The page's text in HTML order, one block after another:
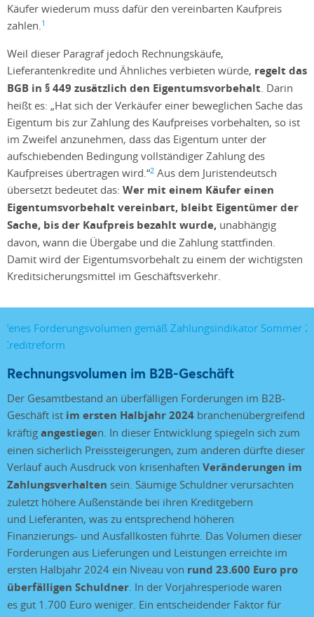
Käufer wiederum muss dafür den vereinbarten Kaufpreis
zahlen.1
Weil dieser Paragraf jedoch Rechnungskäufe,
Lieferantenkredite und Ähnliches verbieten würde, regelt das
BGB in § 449 zusätzlich den Eigentumsvorbehalt. Darin
heißt es: „Hat sich der Verkäufer einer beweglichen Sache das
Eigentum bis zur Zahlung des Kaufpreises vorbehalten, so ist
im Zweifel anzunehmen, dass das Eigentum unter der
aufschiebenden Bedingung vollständiger Zahlung des
Kaufpreises übertragen wird.“2 Aus dem Juristendeutsch
übersetzt bedeutet das: Wer mit einem Käufer einen
Eigentumsvorbehalt vereinbart, bleibt Eigentümer der
Sache, bis der Kaufpreis bezahlt wurde, unabhängig
davon, wann die Übergabe und die Zahlung stattfinden.
Damit wird der Eigentumsvorbehalt zu einem der wichtigsten
Kreditsicherungsmittel im Geschäftsverkehr.
Rechnungsvolumen im B2B-Geschäft
Der Gesamtbestand an überfälligen Forderungen im B2B-
Geschäft ist im ersten Halbjahr 2024 branchenübergreifend
kräftig angestiegen. In dieser Entwicklung spiegeln sich zum
einen sicherlich Preissteigerungen, zum anderen dürfte dieser
Verlauf auch Ausdruck von krisenhaften Veränderungen im
Zahlungsverhalten sein. Säumige Schuldner verursachten
zuletzt höhere Außenstände bei ihren Kreditgebern
und Lieferanten, was zu entsprechend höheren
Finanzierungs- und Ausfallkosten führte. Das Volumen dieser
Forderungen aus Lieferungen und Leistungen erreichte im
ersten Halbjahr 2024 ein Niveau von rund 23.600 Euro pro
überfälligen Schuldner. In der Vorjahresperiode waren
es gut 1.700 Euro weniger. Ein entscheidender Faktor für